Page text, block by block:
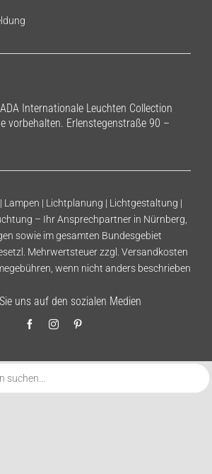
Internationale Leuchten Collection
vorbehalten. Erlenstegenstraße 90 –
Lampen | Lichtplanung | Lichtgestaltung |
– Ihr Ansprechpartner in Nürnberg,
sowie im gesamten Bundesgebiet
Mehrwertsteuer zzgl. Versandkosten
wenn nicht anders beschrieben
uns auf den sozialen Medien